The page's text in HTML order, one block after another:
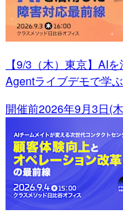
【9/3（木）東京】AI
Agentライブデモで学
開催前2026年9月3日(